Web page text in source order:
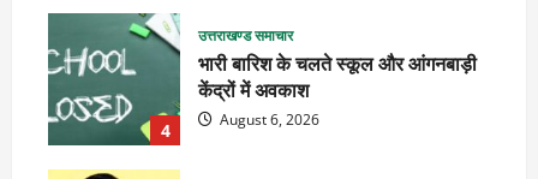
4
उत्तराखण्ड समाचार
भारी बारिश के चलते स्कूल और आंगनबाड़ी
केंद्रों में अवकाश
August 6, 2026